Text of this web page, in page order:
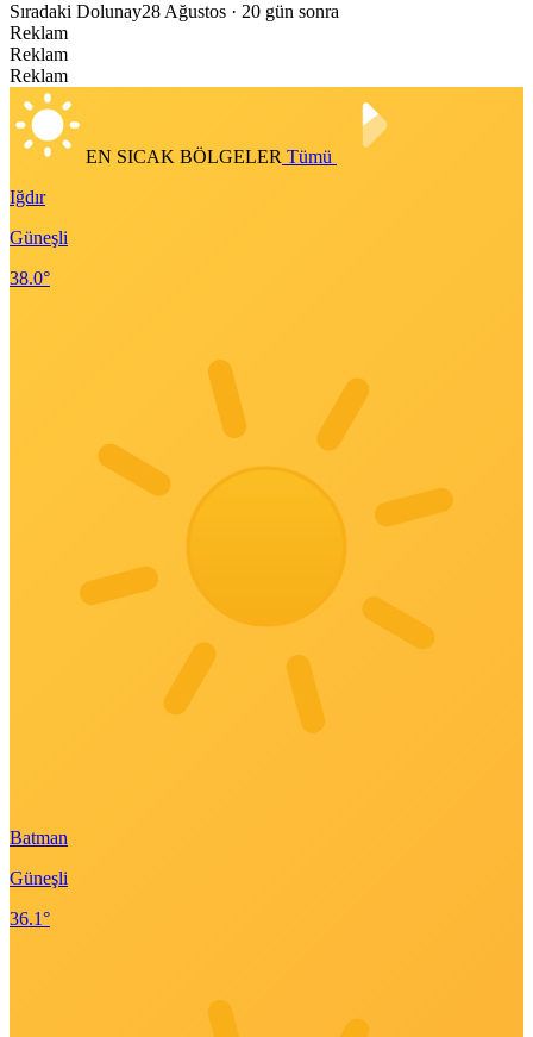
Sıradaki Dolunay28 Ağustos · 20 gün sonra
Reklam
Reklam
Reklam
EN SICAK BÖLGELER Tümü
Iğdır
Güneşli
38.0°
Batman
Güneşli
36.1°